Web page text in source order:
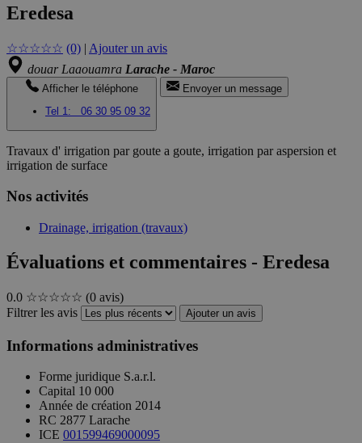
Eredesa
☆☆☆☆☆ (0) | Ajouter un avis
douar Laaouamra Larache - Maroc
Afficher le téléphone
Tel 1:
06 30 95 09 32
Envoyer un message
Travaux d' irrigation par goute a goute, irrigation par aspersion et
irrigation de surface
Nos activités
Drainage, irrigation (travaux)
Évaluations et commentaires - Eredesa
0.0 ☆☆☆☆☆ (0 avis)
Filtrer les avis
Ajouter un avis
Informations administratives
Forme juridique S.a.r.l.
Capital 10 000
Année de création 2014
RC 2877 Larache
ICE 001599469000095